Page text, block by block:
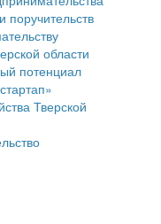
малого и
малого и
поручительств
области
потенциал
Тверской